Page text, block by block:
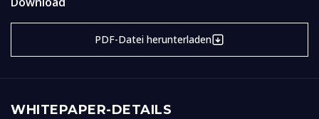
PDF-Datei herunterladen
WHITEPAPER-DETAILS